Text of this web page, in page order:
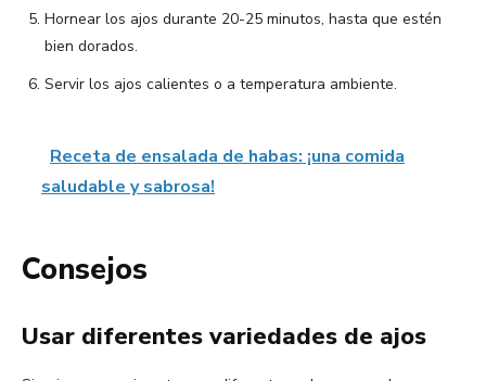
Hornear los ajos durante 20-25 minutos, hasta que estén
bien dorados.
Servir los ajos calientes o a temperatura ambiente.
Receta de ensalada de habas: ¡una comida
saludable y sabrosa!
Consejos
Usar diferentes variedades de ajos